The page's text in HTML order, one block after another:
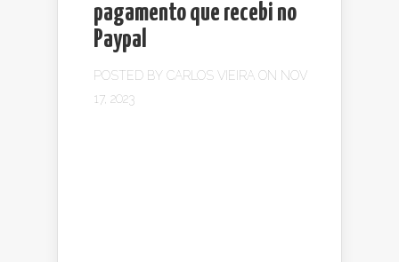
pagamento que recebi no
Paypal
POSTED BY CARLOS VIEIRA ON NOV
17, 2023